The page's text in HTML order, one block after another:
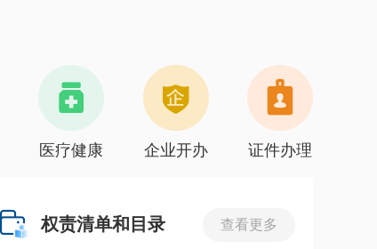
医疗健康 企业开办 证件办理
权责清单和目录 查看更多